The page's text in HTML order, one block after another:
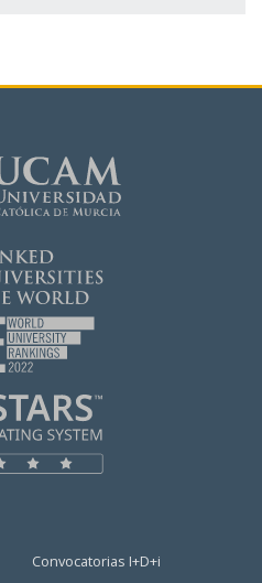
Convocatorias I+D+i